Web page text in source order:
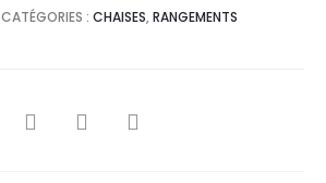
CATÉGORIES : CHAISES, RANGEMENTS
SHARE